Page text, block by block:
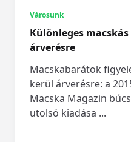
Városunk
Különleges
árverésre
Macskabarátok
kerül árverésre: a
Macska Magazin
utolsó kiadása ...